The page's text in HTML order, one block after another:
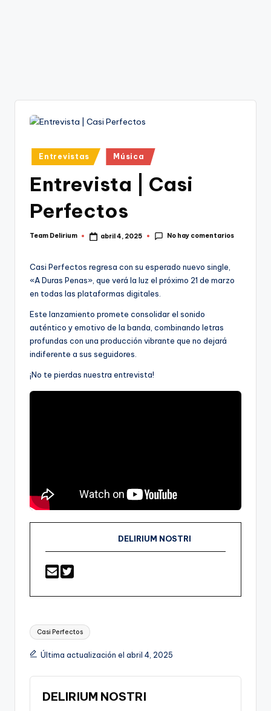
Publicado
en
Entrevistas Música
Entrevista | Casi
Perfectos
Publicado
Team Delirium abril 4, 2025 No hay comentarios
Casi Perfectos regresa con su esperado nuevo single,
«A Duras Penas», que verá la luz el próximo 21 de marzo
en todas las plataformas digitales.
Este lanzamiento promete consolidar el sonido
auténtico y emotivo de la banda, combinando letras
profundas con una producción vibrante que no dejará
indiferente a sus seguidores.
¡No te pierdas nuestra entrevista!
DELIRIUM NOSTRI
Etiquetas:
Casi Perfectos
Última actualización el abril 4, 2025
DELIRIUM NOSTRI